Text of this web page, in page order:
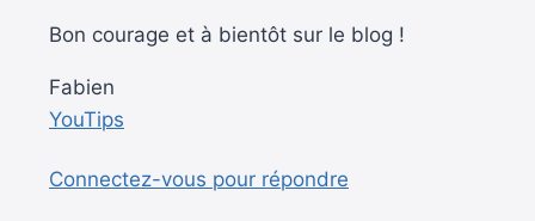
Bon courage et à bientôt sur le blog !
Fabien
YouTips
Connectez-vous pour répondre